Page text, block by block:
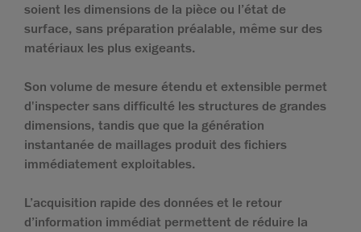
soient les dimensions de la pièce ou l’état de
surface, sans préparation préalable, même sur des
matériaux les plus exigeants.
Son volume de mesure étendu et extensible permet
d'inspecter sans difficulté les structures de grandes
dimensions, tandis que que la génération
instantanée de maillages produit des fichiers
immédiatement exploitables.
L’acquisition rapide des données et le retour
d’information immédiat permettent de réduire la